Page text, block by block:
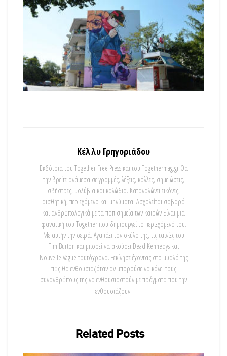
Κέλλυ Γρηγοριάδου
Εκδότρια του Together Free Press και του Togethermag.gr Θα
την βρείτε ανάμεσα σε γραμμές, λέξεις, κόλλες, σημειώσεις,
σβήστρες, μολύβια και καλώδια. Καταναλώνει εικόνες,
αισθητική, περιεχόμενο και μηνύματα. Ασχολείται σοβαρά
και ανθρωπολογικά με τα ποπ σημεία των καιρών Είναι μια
φανατική του Τοgether που δημιουργεί το περιεχόμενό του.
Με αυτήν την σειρά. Αγαπάει τον σκύλο της, τις ταινίες του
Tim Burton και μπορεί να ακούσει Dead Kennedys και
Nouvelle Vague ταυτόχρονα. Ξεκίνησε έχοντας στο μυαλό της
πως θα ενθουσιαζόταν αν μπορούσε να κάνει τους
συνανθρώπους της να ενθουσιαστούν με πράγματα που την
ενθουσιάζουν.
RelatedPosts